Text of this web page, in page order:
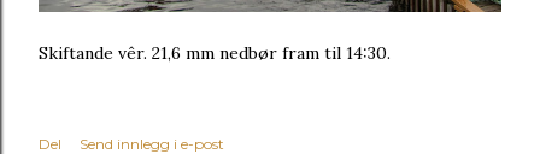
Skiftande vêr. 21,6 mm nedbør fram til 14:30.
Del Send innlegg i e-post